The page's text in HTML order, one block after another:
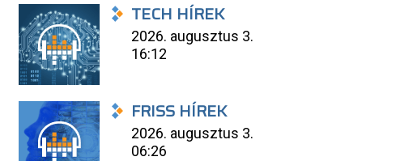
TECH HÍREK
2026. augusztus 3.
16:12
FRISS HÍREK
2026. augusztus 3.
06:26